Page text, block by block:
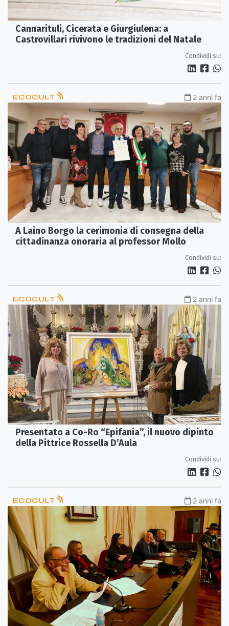
Cannarituli, Cicerata e Giurgiulena: a
Castrovillari rivivono le tradizioni del Natale
Condividi su:
ECOCULT 2 anni fa
A Laino Borgo la cerimonia di consegna della
cittadinanza onoraria al professor Mollo
Condividi su:
ECOCULT 2 anni fa
Presentato a Co-Ro “Epifania”, il nuovo dipinto
della Pittrice Rossella D’Aula
Condividi su:
ECOCULT 2 anni fa